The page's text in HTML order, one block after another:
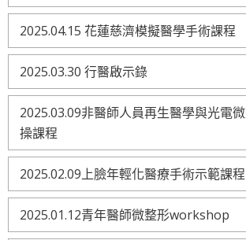
2025.04.15 花蓮慈濟模擬醫學手術課程
2025.03.30 行醫啟示錄
2025.03.09非醫師人員再生醫學與光電
操課程
2025.02.09上臉年輕化醫療手術示範課程
2025.01.12青年醫師微整形workshop